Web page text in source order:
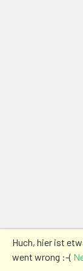
Huch, hier ist
went wrong :-(